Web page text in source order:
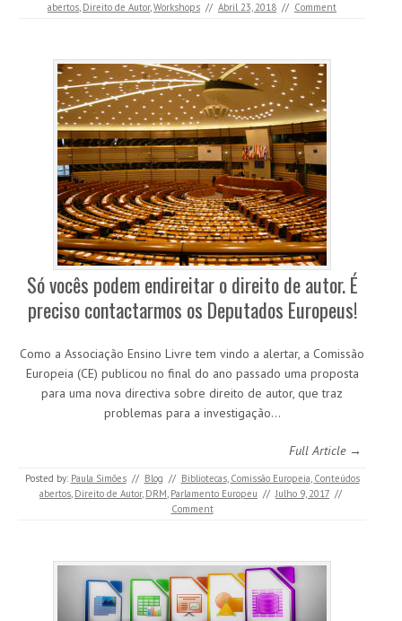
abertos, Direito de Autor,Workshops // Abril 23, 2018 // Comment
Só vocês podem endireitar o direito de autor. É
preciso contactarmos os Deputados Europeus!
Como a Associação Ensino Livre tem vindo a alertar, a Comissão
Europeia (CE) publicou no final do ano passado uma proposta
para uma nova directiva sobre direito de autor, que traz
problemas para a investigação…
Full Article →
Posted by: Paula Simões // Blog // Bibliotecas, Comissão Europeia, Conteúdos
abertos, Direito de Autor, DRM, Parlamento Europeu // Julho 9, 2017 //
Comment